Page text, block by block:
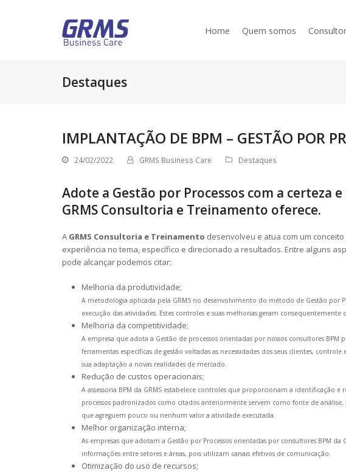
Home Quem somos
Destaques
IMPLANTAÇÃO DE BPM – GESTÃO POR
24/02/2022 GRMS Business Care Destaques
Adote a Gestão por Processos com a certeza
GRMS Consultoria e Treinamento oferece.
A GRMS Consultoria e Treinamento desenvolveu e atua com um
experiência no tema, específico e direcionado a resultados. Entre alguns
pode alcançar podemos citar:
Melhoria da produtividade;
A metodologia aplicada pela GRMS no desenvolvimento do método de Gestão por
execução das atividades. Estes controles e suas melhorias geram
Melhoria da competitividade;
A empresa que adota a Gestão de processos orientadas por nossos consultores
ferramentas específicas de gestão voltadas as necessidades dos seus clientes,
sua adaptação a novas realidades de mercado.
Redução de custos operacionais;
A assessoria BPM da GRMS estabelece controles que proporcionam a identificação
processos padronizados como citados anteriormente servem como fonte de
que agreguem pouco ou nenhum valor a atividade executada.
Melhor organização interna;
As empresas que adotam a Gestão por Processos orientadas por consultores BPM
informações entre setores e áreas, pois utilizam canais efetivos de comunicação.
Otimização do uso de recursos;